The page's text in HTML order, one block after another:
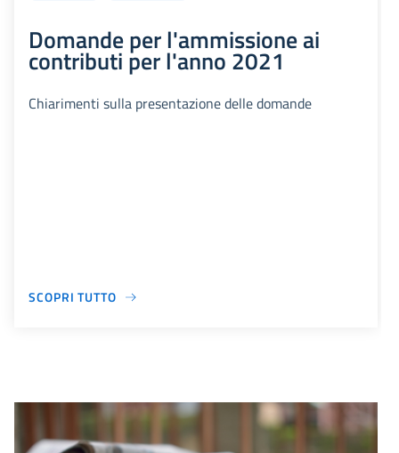
Domande per l'ammissione ai
contributi per l'anno 2021
Chiarimenti sulla presentazione delle domande
SCOPRI TUTTO